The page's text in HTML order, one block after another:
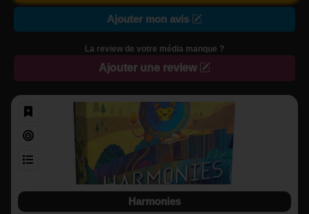
Ajouter mon avis
La review de votre média manque ?
Ajouter une review
Harmonies